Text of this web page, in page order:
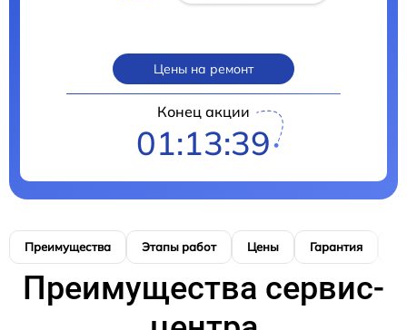
Цены на ремонт
Конец акции
01:13:38
Преимущества Этапы работ Цены Гарантия
Преимущества сервис-